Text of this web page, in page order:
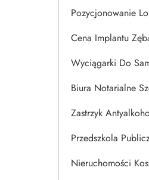
Pozycjonowanie
Cena Implantu
Wyciągarki Do
Biura Notarialne
Zastrzyk
Przedszkola
Nieruchomości